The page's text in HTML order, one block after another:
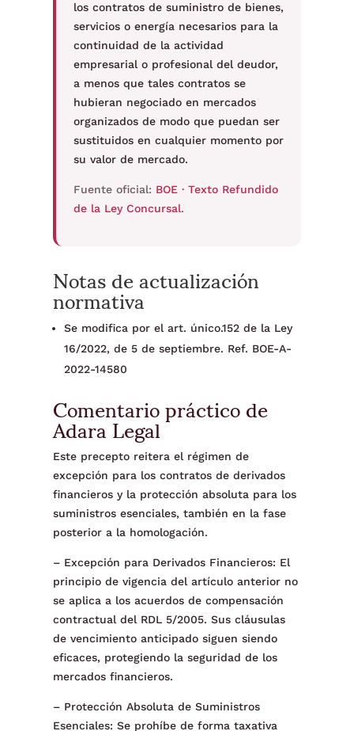
los contratos de suministro de bienes,
servicios o energía necesarios para la
continuidad de la actividad
empresarial o profesional del deudor,
a menos que tales contratos se
hubieran negociado en mercados
organizados de modo que puedan ser
sustituidos en cualquier momento por
su valor de mercado.
Fuente oficial: BOE · Texto Refundido
de la Ley Concursal.
Notas de actualización
normativa
Se modifica por el art. único.152 de la Ley
16/2022, de 5 de septiembre. Ref. BOE-A-
2022-14580
Comentario práctico de
Adara Legal
Este precepto reitera el régimen de
excepción para los contratos de derivados
financieros y la protección absoluta para los
suministros esenciales, también en la fase
posterior a la homologación.
– Excepción para Derivados Financieros: El
principio de vigencia del artículo anterior no
se aplica a los acuerdos de compensación
contractual del RDL 5/2005. Sus cláusulas
de vencimiento anticipado siguen siendo
eficaces, protegiendo la seguridad de los
mercados financieros.
– Protección Absoluta de Suministros
Esenciales: Se prohíbe de forma taxativa